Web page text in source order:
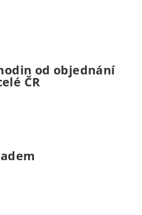
od objednání
ČR